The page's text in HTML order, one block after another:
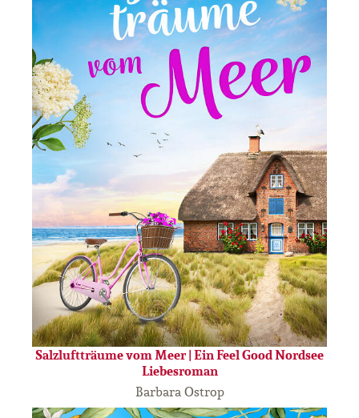
Salzluftträume vom Meer | Ein Feel Good Nordsee
Liebesroman
Barbara Ostrop